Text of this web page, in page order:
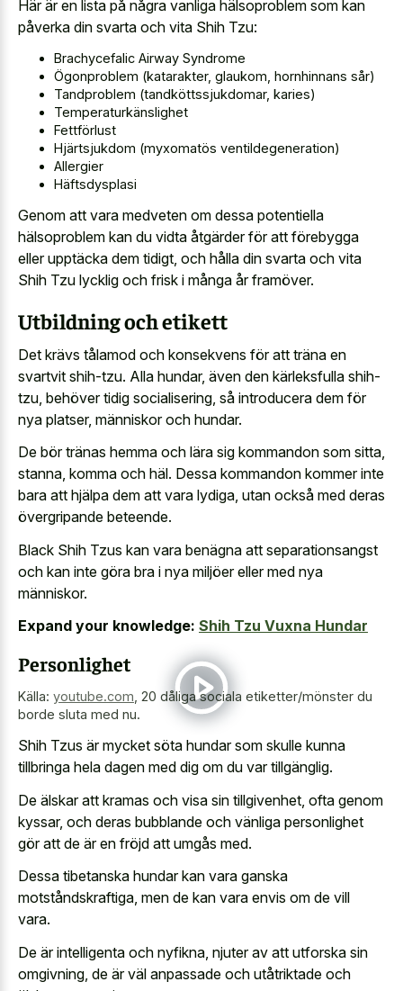
Här är en lista på några vanliga hälsoproblem som kan
påverka din svarta och vita Shih Tzu:
Brachycefalic Airway Syndrome
Ögonproblem (katarakter, glaukom, hornhinnans sår)
Tandproblem (tandköttssjukdomar, karies)
Temperaturkänslighet
Fettförlust
Hjärtsjukdom (myxomatös ventildegeneration)
Allergier
Häftsdysplasi
Genom att vara medveten om dessa potentiella
hälsoproblem kan du vidta åtgärder för att förebygga
eller upptäcka dem tidigt, och hålla din svarta och vita
Shih Tzu lycklig och frisk i många år framöver.
Utbildning och etikett
Det krävs tålamod och konsekvens för att träna en
svartvit shih-tzu. Alla hundar, även den kärleksfulla shih-
tzu, behöver tidig socialisering, så introducera dem för
nya platser, människor och hundar.
De bör tränas hemma och lära sig kommandon som sitta,
stanna, komma och häl. Dessa kommandon kommer inte
bara att hjälpa dem att vara lydiga, utan också med deras
övergripande beteende.
Black Shih Tzus kan vara benägna att separationsangst
och kan inte göra bra i nya miljöer eller med nya
människor.
Expand your knowledge: Shih Tzu Vuxna Hundar
Personlighet
Källa: youtube.com 20 dåliga sociala etiketter/mönster du
borde sluta med nu.
Shih Tzus är mycket söta hundar som skulle kunna
tillbringa hela dagen med dig om du var tillgänglig.
De älskar att kramas och visa sin tillgivenhet, ofta genom
kyssar, och deras bubblande och vänliga personlighet
gör att de är en fröjd att umgås med.
Dessa tibetanska hundar kan vara ganska
motståndskraftiga, men de kan vara envis om de vill
vara.
De är intelligenta och nyfikna, njuter av att utforska sin
omgivning, de är väl anpassade och utåtriktade och